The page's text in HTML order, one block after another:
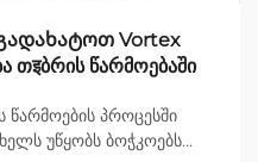
Vortex
თइბრის წარმოებაში
პროცესში
უწყობს ბოჭკოებს